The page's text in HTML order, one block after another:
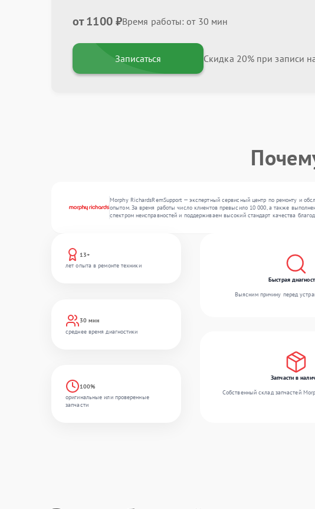
от 1100 ₽Время работы: от 30 мин
Записаться Скидка 20% при записи
Morphy RichardsRemSupport — экспертный сервисный центр по ремонту и
опытом. За время работы число клиентов превысило 10 000, а также
спектром неисправностей и поддерживаем высокий стандарт качества
13+
лет опыта в ремонте техники
30 мин
среднее время диагностики
100%
оригинальные или проверенные
запчасти
Быстрая
Выясним причину перед
Запчасти в
Собственный склад запчастей